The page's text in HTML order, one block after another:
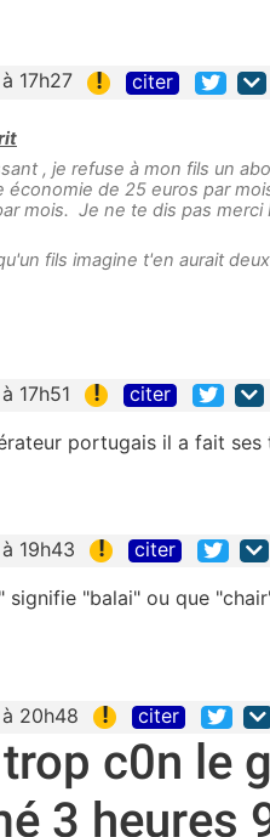
17h27 ! citer
, je refuse à mon fils un
économie de 25 euros par
mois. Je ne te dis pas merci
fils imagine t'en aurait
17h51 ! citer
portugais il a fait ses
19h43 ! citer
signifie "balai" ou que
20h48 ! citer
c0n le
3 heures